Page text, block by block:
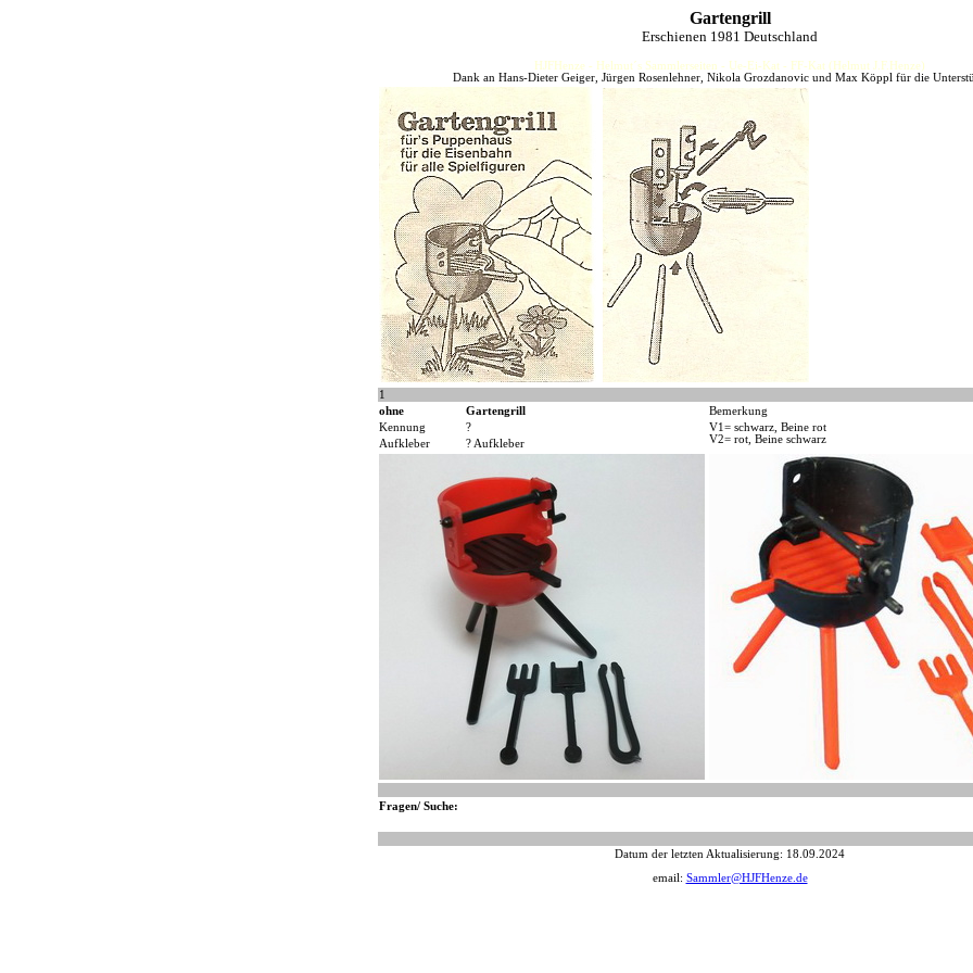
Gartengrill
Erschienen 1981 Deutschland
HJFHenze - Helmut´s Sammlerseiten - Ue-Ei-Kat - FF-Kat (Helmut J.F.Henze)
Dank an Hans-Dieter Geiger, Jürgen Rosenlehner, Nikola Grozdanovic und Max Köppl für die
1
ohne
Gartengrill
Bemerkung
Kennung
?
V1= schwarz, Beine rot
V2= rot, Beine schwarz
Aufkleber ? Aufkleber
Fragen/ Suche:
Datum der letzten Aktualisierung: 18.09.2024
email: Sammler@HJFHenze.de